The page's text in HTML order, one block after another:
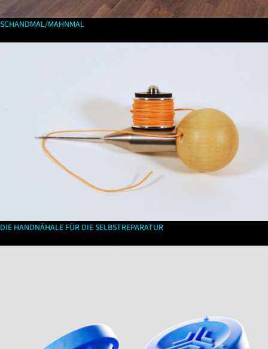
SCHANDMAL/MAHNMAL
DIE HANDNÄHALE FÜR DIE SELBSTREPARATUR